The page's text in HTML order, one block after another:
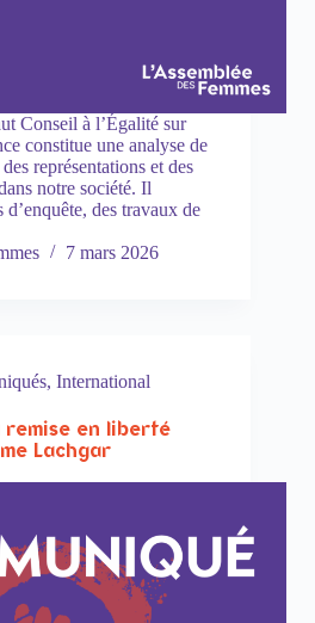
Conseil à l’Égalité sur
constitue une analyse de
représentations et des
notre société. Il
d’enquête, des travaux de
7 mars 2026
, International
remise en liberté
Lachgar